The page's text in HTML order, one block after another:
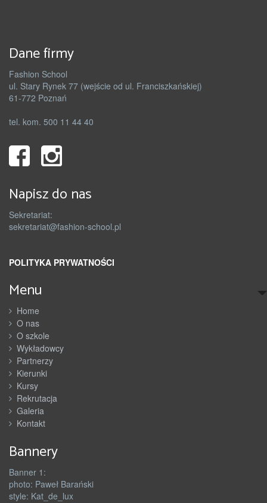
Dane firmy
Fashion School
ul. Stary Rynek 77 (wejście od ul. Franciszkańskiej)
61-772 Poznań
tel. kom. 500 11 44 40
Napisz do nas
Sekretariat:
sekretariat@fashion-school.pl
POLITYKA PRYWATNOŚCI
Menu
Home
O nas
O szkole
Wykładowcy
Partnerzy
Kierunki
Kursy
Rekrutacja
Galeria
Kontakt
Bannery
Banner 1:
photo: Paweł Barański
style: Kat_de_lux